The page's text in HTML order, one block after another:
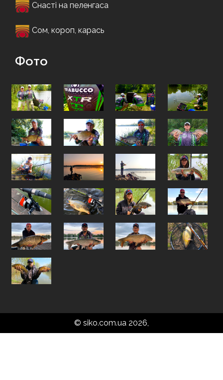
Снасті на пеленгаса
Сом, короп, карась
Фото
© siko.com.ua 2026,